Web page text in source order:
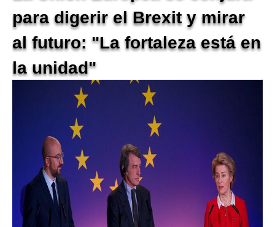
para digerir el Brexit y mirar
al futuro: "La fortaleza está en
la unidad"